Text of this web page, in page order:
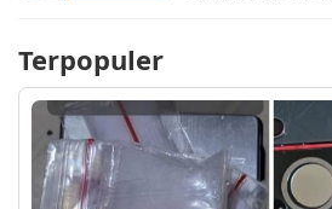
Terpopuler